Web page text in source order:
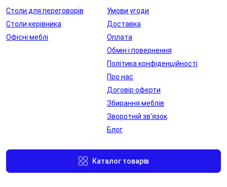
Столи для переговорів
Столи керівника
Офісні меблі
Умови угоди
Доставка
Оплата
Обмін і повернення
Політика конфіденційності
Про нас
Договір оферти
Збирання меблів
Зворотній зв'язок
Блог
Каталог товарів